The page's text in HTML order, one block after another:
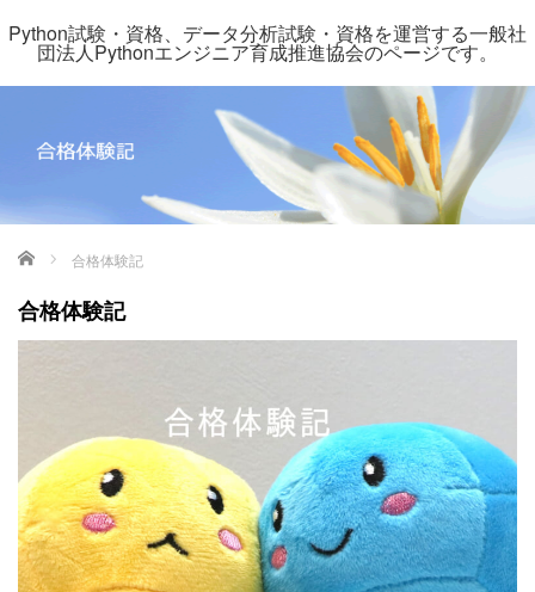
Python試験・資格、データ分析試験・資格を運営する一般社
団法人Pythonエンジニア育成推進協会のページです。
ホーム 合格体験記
合格体験記